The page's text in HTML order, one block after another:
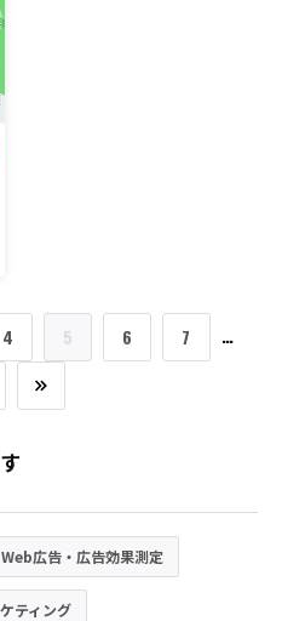
4 5 6 7 …
Web広告・広告効果測定
ティング